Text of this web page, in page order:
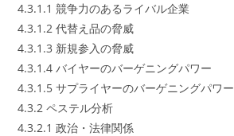
4.3.1.1 競争力のあるライバル企業
4.3.1.2 代替え品の脅威
4.3.1.3 新規参入の脅威
4.3.1.4 バイヤーのバーゲニングパワー
4.3.1.5 サプライヤーのバーゲニングパワー
4.3.2 ペステル分析
4.3.2.1 政治・法律関係